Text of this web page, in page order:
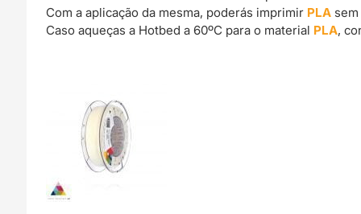
Com a aplicação da mesma, poderás imprimir PLA
Caso aqueças a Hotbed a 60ºC para o material PLA,